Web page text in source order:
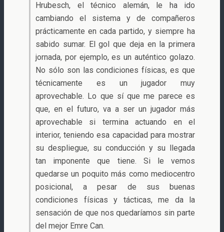
Hrubesch, el técnico alemán, le ha ido
cambiando el sistema y de compañeros
prácticamente en cada partido, y siempre ha
sabido sumar. El gol que deja en la primera
jornada, por ejemplo, es un auténtico golazo.
No sólo son las condiciones físicas, es que
técnicamente es un jugador muy
aprovechable. Lo que sí que me parece es
que, en el futuro, va a ser un jugador más
aprovechable si termina actuando en el
interior, teniendo esa capacidad para mostrar
su despliegue, su conducción y su llegada
tan imponente que tiene. Si le vemos
quedarse un poquito más como mediocentro
posicional, a pesar de sus buenas
condiciones físicas y tácticas, me da la
sensación de que nos quedaríamos sin parte
del mejor Emre Can.